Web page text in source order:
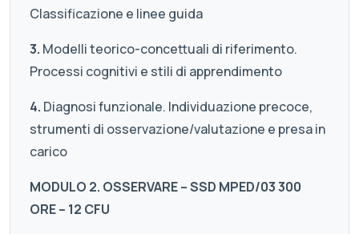
Classificazione e linee guida
3. Modelli teorico-concettuali di riferimento.
Processi cognitivi e stili di apprendimento
4. Diagnosi funzionale. Individuazione precoce,
strumenti di osservazione/valutazione e presa in
carico
MODULO 2. OSSERVARE – SSD MPED/03 300
ORE – 12 CFU